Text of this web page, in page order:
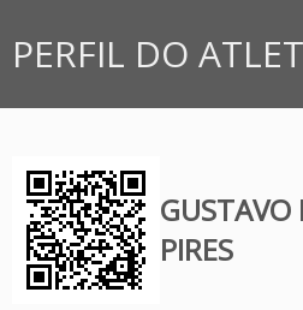
PERFIL DO
GUSTAVO
PIRES